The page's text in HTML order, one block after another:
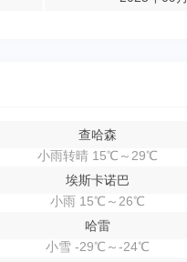
查哈森
小雨转晴 15℃～29℃
埃斯卡诺巴
小雨 15℃～26℃
哈雷
小雪 -29℃～-24℃